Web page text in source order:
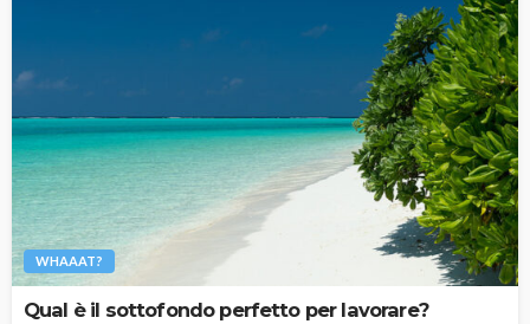
WHAAAT?
Qual è il sottofondo perfetto per lavorare?